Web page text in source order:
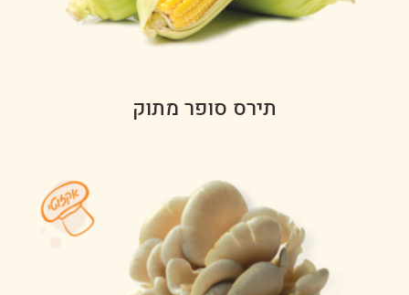
תירס סופר מתוק